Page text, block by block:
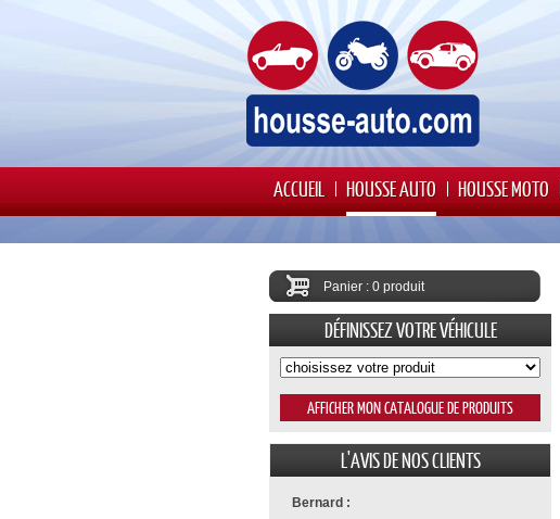
ACCUEIL HOUSSE AUTO HOUSSE MOTO
Panier : 0 produit
DÉFINISSEZ VOTRE VÉHICULE
L'AVIS DE NOS CLIENTS
Bernard :